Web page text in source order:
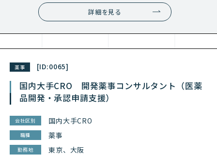
詳細を見る
薬事 [ID:0065]
国内大手CRO 開発薬事コンサルタント（医薬
品開発・承認申請支援）
会社区別 国内大手CRO
職種 薬事
勤務地 東京、大阪